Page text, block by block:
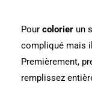
Pour colorier un
compliqué mais
Premièrement,
remplissez